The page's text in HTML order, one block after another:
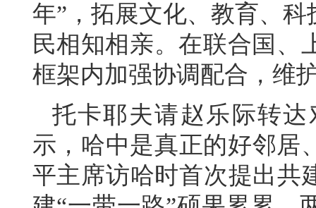
年”，拓展文化、教育、
民相知相亲。在联合国、
框架内加强协调配合，维
托卡耶夫请赵乐际转
示，哈中是真正的好邻居
平主席访哈时首次提出共